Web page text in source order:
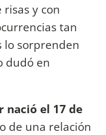
y con
tan
lo sorprenden
dudó en
nació el 17 de
de una relación